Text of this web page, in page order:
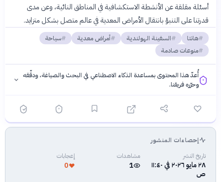
أسئلة مقلقة عن الأنشطة الاستكشافية في المناطق النائية، وعن مدى
قدرتنا على التنبؤ بانتقال الأمراض المعدية في عالم متصل بشكل متزايد.
هانتا السفينة الهولندية أمراض معدية
سياحة
منوعات صادمة
أُعدّ هذا المحتوى بمساعدة الذكاء الاصطناعي في البحث والصياغة، ودقّقه
وحرّره فريقنا.
فلسفتنا المعرفية·سياسة الذكاء الاصطناعيإحصاءات المنشور
تاريخ النشر
٢٨ مايو ٢٠٢٦ في ١١:٤٠
ص
مشاهدات
1
إعجابات
0